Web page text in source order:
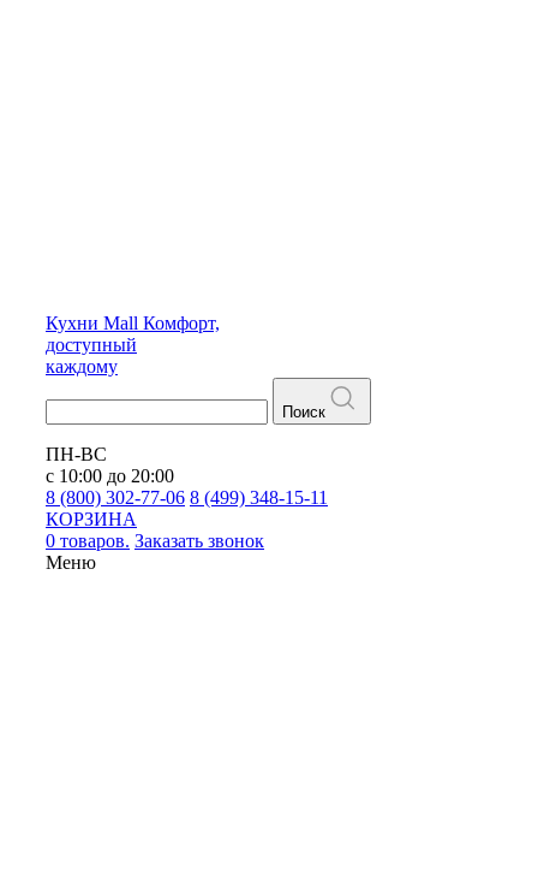
Кухни Mall Комфорт,
доступный
каждому
Поиск
ПН-ВС
с 10:00 до 20:00
8 (800) 302-77-06 8 (499) 348-15-11
КОРЗИНА
0 товаров. Заказать звонок
Меню